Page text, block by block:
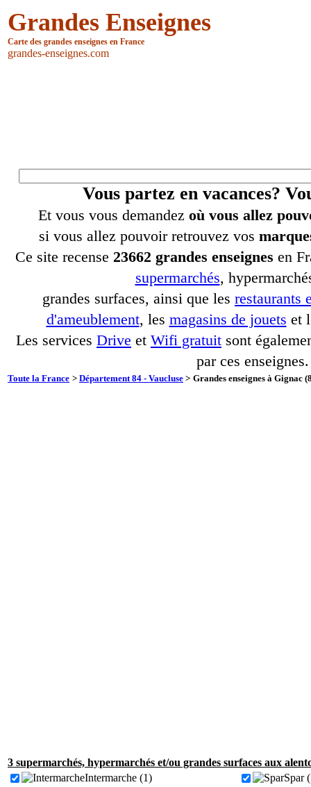
Grandes Enseignes
Carte des grandes enseignes en France
grandes-enseignes.com
Vous partez en vacances?
Et vous vous demandez où vous allez
si vous allez pouvoir retrouvez vos
Ce site recense 23662 grandes enseignes en
supermarchés,
grandes surfaces, ainsi que les restaurants
d'ameublement, les magasins de jouets et
Les services Drive et Wifi gratuit sont
par ces enseignes.
Toute la France > Département 84 - Vaucluse > Grandes enseignes à Gignac
3 supermarchés, hypermarchés et/ou grandes surfaces aux
Intermarche (1)
Spar